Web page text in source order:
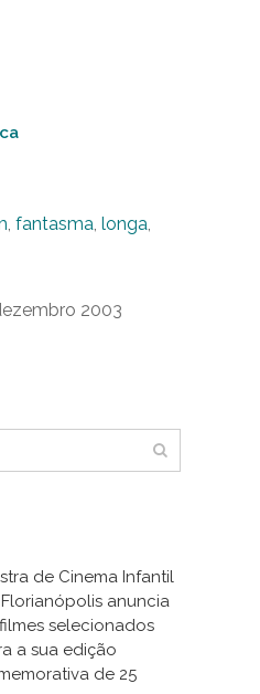
, fantasma, longa,
2003
de Cinema Infantil
anuncia
selecionados
a sua edição
de 25